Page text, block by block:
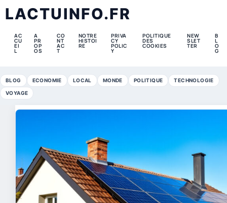
LACTUINFO.FR
AC
CU
EI
L
A
PR
OP
OS
CO
NT
AC
T
NOTRE
HISTOI
RE
PRIVA
CY
POLIC
Y
POLITIQUE
DES
COOKIES
NEW
SLET
TER
B
L
O
G
BLOG ECONOMIE LOCAL MONDE POLITIQUE TECHNOLOGIE
VOYAGE